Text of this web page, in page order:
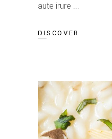
aute irure
DISCOVER